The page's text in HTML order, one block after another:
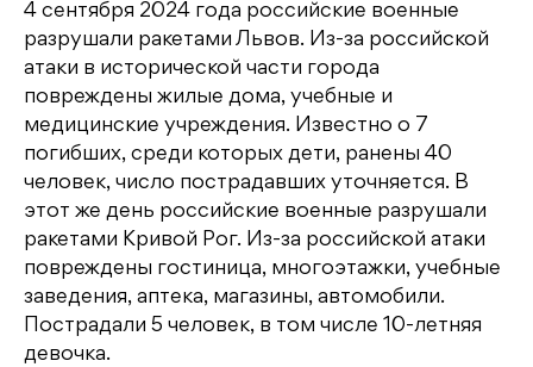
k
s
ni
ki
т
ь
4 сентября 2024 года российские военные
разрушали ракетами Львов. Из-за российской
атаки в исторической части города
повреждены жилые дома, учебные и
медицинские учреждения. Известно о 7
погибших, среди которых дети, ранены 40
человек, число пострадавших уточняется. В
этот же день российские военные разрушали
ракетами Кривой Рог. Из-за российской атаки
повреждены гостиница, многоэтажки, учебные
заведения, аптека, магазины, автомобили.
Пострадали 5 человек, в том числе 10-летняя
девочка.